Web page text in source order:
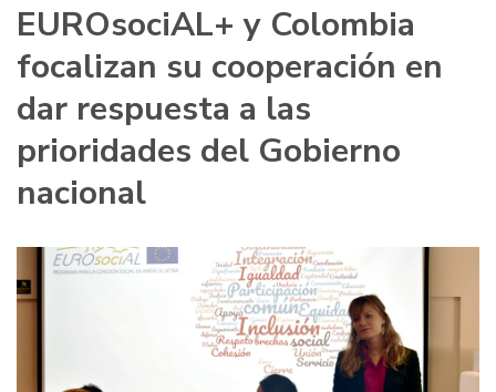
EUROsociAL+ y Colombia
focalizan su cooperación en
dar respuesta a las
prioridades del Gobierno
nacional